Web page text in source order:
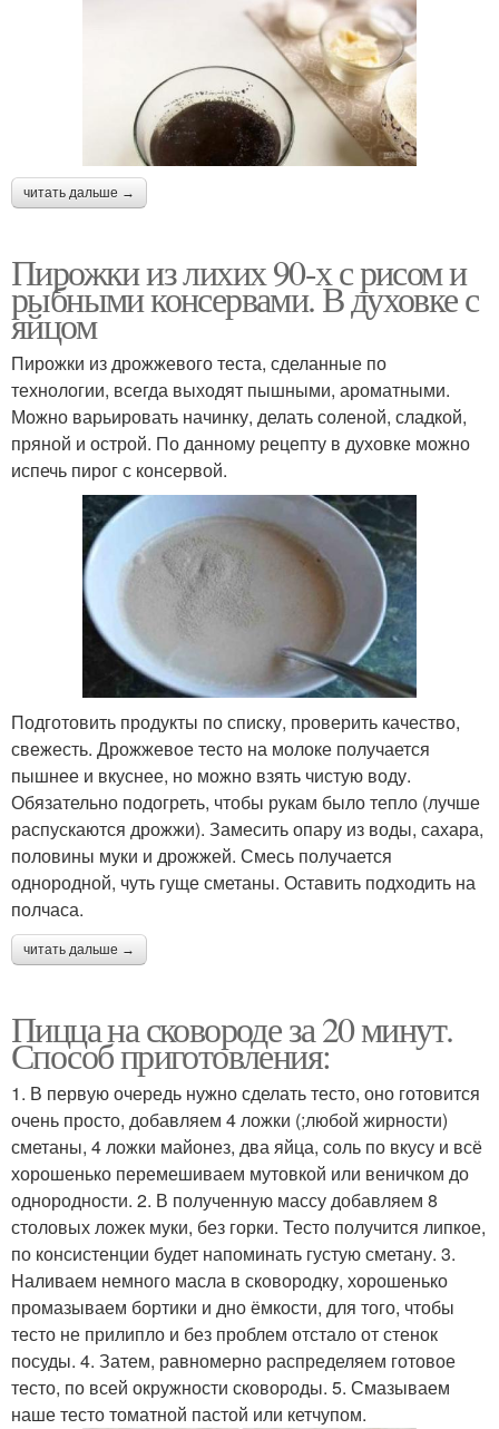
читать дальше →
Пирожки из лихих 90-х с рисом и
рыбными консервами. В духовке с
яйцом
Пирожки из дрожжевого теста, сделанные по
технологии, всегда выходят пышными, ароматными.
Можно варьировать начинку, делать соленой, сладкой,
пряной и острой. По данному рецепту в духовке можно
испечь пирог с консервой.
Подготовить продукты по списку, проверить качество,
свежесть. Дрожжевое тесто на молоке получается
пышнее и вкуснее, но можно взять чистую воду.
Обязательно подогреть, чтобы рукам было тепло (лучше
распускаются дрожжи). Замесить опару из воды, сахара,
половины муки и дрожжей. Смесь получается
однородной, чуть гуще сметаны. Оставить подходить на
полчаса.
читать дальше →
Пицца на сковороде за 20 минут.
Способ приготовления:
1. В первую очередь нужно сделать тесто, оно готовится
очень просто, добавляем 4 ложки (;любой жирности)
сметаны, 4 ложки майонез, два яйца, соль по вкусу и всё
хорошенько перемешиваем мутовкой или веничком до
однородности. 2. В полученную массу добавляем 8
столовых ложек муки, без горки. Тесто получится липкое,
по консистенции будет напоминать густую сметану. 3.
Наливаем немного масла в сковородку, хорошенько
промазываем бортики и дно ёмкости, для того, чтобы
тесто не прилипло и без проблем отстало от стенок
посуды. 4. Затем, равномерно распределяем готовое
тесто, по всей окружности сковороды. 5. Смазываем
наше тесто томатной пастой или кетчупом.